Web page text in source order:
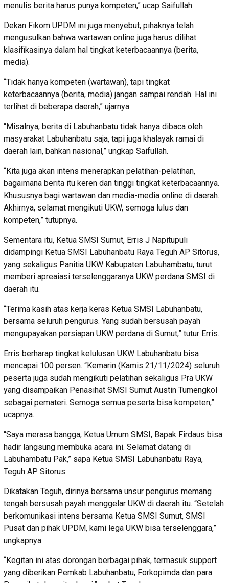
menulis berita harus punya kompeten,” ucap Saifullah.
Dekan Fikom UPDM ini juga menyebut, pihaknya telah
mengusulkan bahwa wartawan online juga harus dilihat
klasifikasinya dalam hal tingkat keterbacaannya (berita,
media).
“Tidak hanya kompeten (wartawan), tapi tingkat
keterbacaannya (berita, media) jangan sampai rendah. Hal ini
terlihat di beberapa daerah,” ujarnya.
“Misalnya, berita di Labuhanbatu tidak hanya dibaca oleh
masyarakat Labuhanbatu saja, tapi juga khalayak ramai di
daerah lain, bahkan nasional,” ungkap Saifullah.
“Kita juga akan intens menerapkan pelatihan-pelatihan,
bagaimana berita itu keren dan tinggi tingkat keterbacaannya.
Khususnya bagi wartawan dan media-media online di daerah.
Akhirnya, selamat mengikuti UKW, semoga lulus dan
kompeten,” tutupnya.
Sementara itu, Ketua SMSI Sumut, Erris J Napitupuli
didampingi Ketua SMSI Labuhanbatu Raya Teguh AP Sitorus,
yang sekaligus Panitia UKW Kabupaten Labuhambatu, turut
memberi apreaiasi terselenggaranya UKW perdana SMSI di
daerah itu.
“Terima kasih atas kerja keras Ketua SMSI Labuhanbatu,
bersama seluruh pengurus. Yang sudah bersusah payah
mengupayakan persiapan UKW perdana di Sumut,” tutur Erris.
Erris berharap tingkat kelulusan UKW Labuhanbatu bisa
mencapai 100 persen. “Kemarin (Kamis 21/11/2024) seluruh
peserta juga sudah mengikuti pelatihan sekaligus Pra UKW
yang disampaikan Penasihat SMSI Sumut Austin Tumengkol
sebagai pemateri. Semoga semua peserta bisa kompeten,”
ucapnya.
“Saya merasa bangga, Ketua Umum SMSI, Bapak Firdaus bisa
hadir langsung membuka acara ini. Selamat datang di
Labuhambatu Pak,” sapa Ketua SMSI Labuhanbatu Raya,
Teguh AP Sitorus.
Dikatakan Teguh, dirinya bersama unsur pengurus memang
tengah bersusah payah menggelar UKW di daerah itu. “Setelah
berkomunikasi intens bersama Ketua SMSI Sumut, SMSI
Pusat dan pihak UPDM, kami lega UKW bisa terselenggara,”
ungkapnya.
“Kegitan ini atas dorongan berbagai pihak, termasuk support
yang diberikan Pemkab Labuhanbatu, Forkopimda dan para